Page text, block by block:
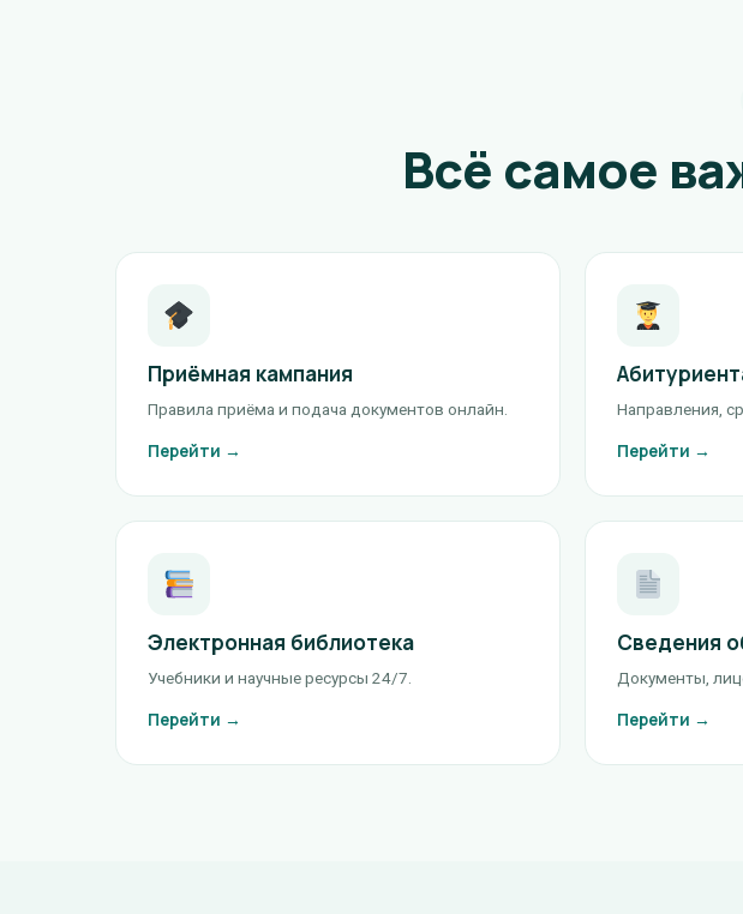
Всё самое
Приёмная кампания
Правила приёма и подача документов онлайн.
Перейти →
Направления,
Перейти →
Электронная библиотека
Учебники и научные ресурсы 24/7.
Перейти →
Сведения
Документы,
Перейти →